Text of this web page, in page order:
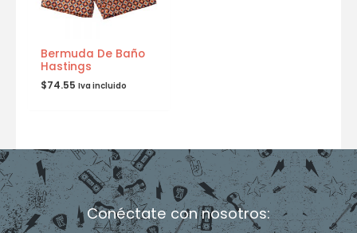
Bermuda De Baño
Hastings
$74.55 Iva incluido
Conéctate con nosotros: